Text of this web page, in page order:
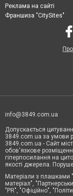
Реклама на сайті
Франшиза "CitySites"
info@3849.com.ua
Допускається
3849.com.ua за умови
3849.com.ua - Сайт
обов'язкове
гіперпосилання на
якості джерела.
Матеріали з плашками
матеріал",
"PR", "Офіційно",